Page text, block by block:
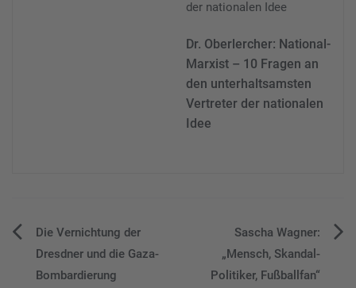
Dr. Oberlercher: National-
Marxist – 10 Fragen an
den unterhaltsamsten
Vertreter der nationalen
Idee
Beitragsnavigation
Die Vernichtung der
Dresdner und die Gaza-
Bombardierung
Sascha Wagner:
„Mensch, Skandal-
Politiker, Fußballfan“